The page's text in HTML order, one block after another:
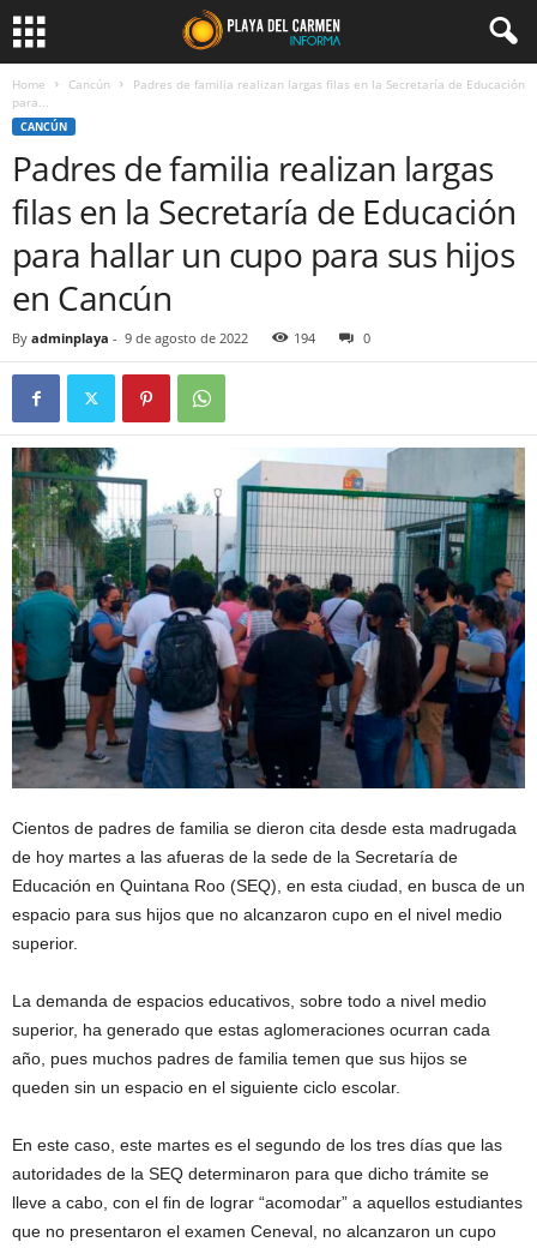
Home Cancún
Padres de familia realizan largas filas en la Secretaría de Educación
para...
CANCÚN
Padres de familia realizan largas
filas en la Secretaría de Educación
para hallar un cupo para sus hijos
en Cancún
By adminplaya - 9 de agosto de 2022 194 0
Cientos de padres de familia se dieron cita desde esta madrugada
de hoy martes a las afueras de la sede de la Secretaría de
Educación en Quintana Roo (SEQ), en esta ciudad, en busca de un
espacio para sus hijos que no alcanzaron cupo en el nivel medio
superior.
La demanda de espacios educativos, sobre todo a nivel medio
superior, ha generado que estas aglomeraciones ocurran cada
año, pues muchos padres de familia temen que sus hijos se
queden sin un espacio en el siguiente ciclo escolar.
En este caso, este martes es el segundo de los tres días que las
autoridades de la SEQ determinaron para que dicho trámite se
lleve a cabo, con el fin de lograr “acomodar” a aquellos estudiantes
que no presentaron el examen Ceneval, no alcanzaron un cupo